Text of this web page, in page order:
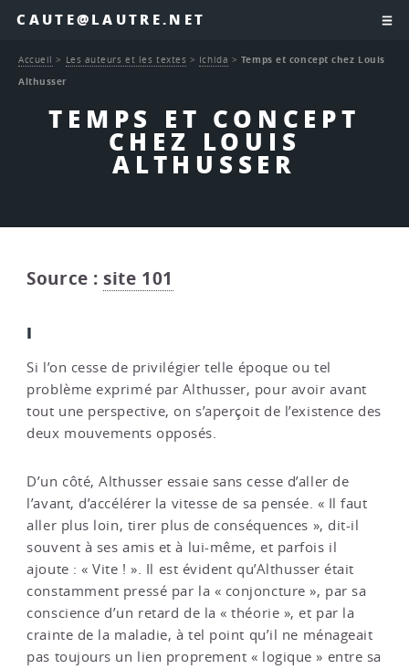
CAUTE@LAUTRE.NET
TEMPS ET CONCEPT
CHEZ LOUIS
ALTHUSSER
Accueil > Les auteurs et les textes > Ichida > Temps et concept chez Louis
Althusser
Source : site 101
I
Si l’on cesse de privilégier telle époque ou tel
problème exprimé par Althusser, pour avoir avant
tout une perspective, on s’aperçoit de l’existence des
deux mouvements opposés.
D’un côté, Althusser essaie sans cesse d’aller de
l’avant, d’accélérer la vitesse de sa pensée. « Il faut
aller plus loin, tirer plus de conséquences », dit-il
souvent à ses amis et à lui-même, et parfois il
ajoute : « Vite ! ». Il est évident qu’Althusser était
constamment pressé par la « conjoncture », par sa
conscience d’un retard de la « théorie », et par la
crainte de la maladie, à tel point qu’il ne ménageait
pas toujours un lien proprement « logique » entre sa